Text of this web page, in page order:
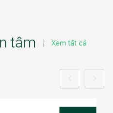
tâm Xem tất cả